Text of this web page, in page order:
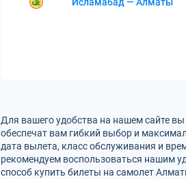
Для вашего удобства на нашем сайте
обеспечат вам гибкий выбор и
дата вылета, класс обслуживания и
рекомендуем воспользоваться нашим
способ купить билеты на самолет